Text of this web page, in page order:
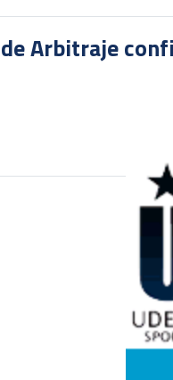
de Arbitraje